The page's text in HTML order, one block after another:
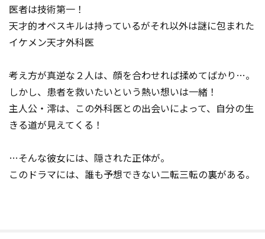
医者は技術第一！
天才的オペスキルは持っているがそれ以外は謎に包まれた
イケメン天才外科医
考え方が真逆な２人は、顔を合わせれば揉めてばかり…。
しかし、患者を救いたいという熱い想いは一緒！
主人公・澪は、この外科医との出会いによって、自分の生
きる道が見えてくる！
…そんな彼女には、隠された正体が。
このドラマには、誰も予想できない二転三転の裏がある。